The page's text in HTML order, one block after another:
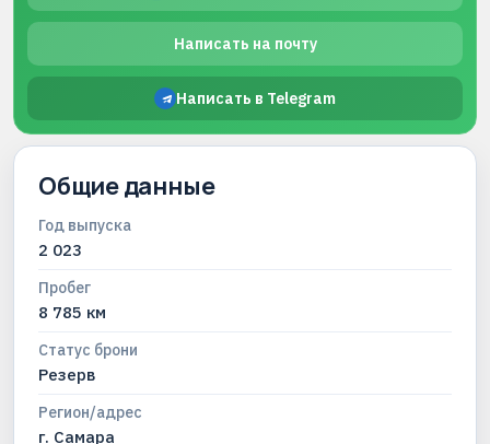
Написать на почту
Написать в Telegram
Общие данные
Год выпуска
2 023
Пробег
8 785 км
Статус брони
Резерв
Регион/адрес
г. Самара